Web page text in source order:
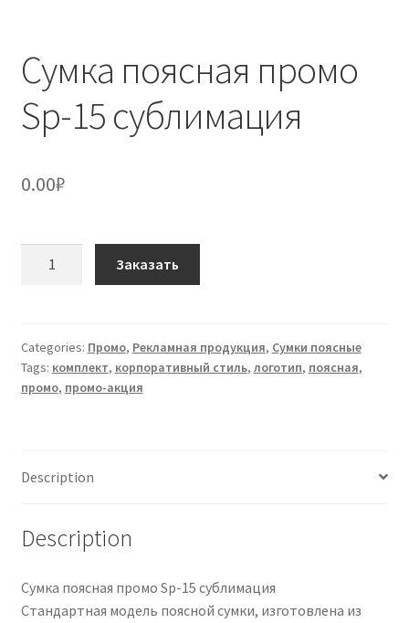
Сумка поясная промо
Sp-15 сублимация
0.00₽
15
сублимация
quantity
Заказать
Categories: Промо, Рекламная продукция, Сумки поясные
Tags: комплект, корпоративный стиль, логотип, поясная,
промо, промо-акция
Description
Description
Сумка поясная промо Sp-15 сублимация
Стандартная модель поясной сумки, изготовлена из